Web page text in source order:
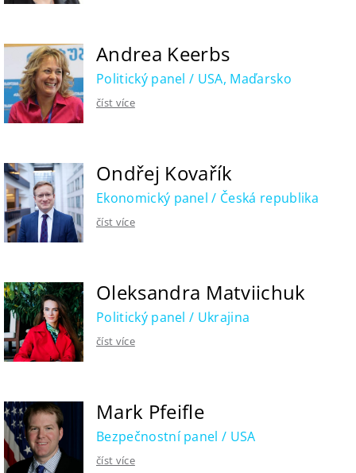
Andrea Keerbs
Politický panel / USA, Maďarsko
číst více
Ondřej Kovařík
Ekonomický panel / Česká republika
číst více
Oleksandra Matviichuk
Politický panel / Ukrajina
číst více
Mark Pfeifle
Bezpečnostní panel / USA
číst více